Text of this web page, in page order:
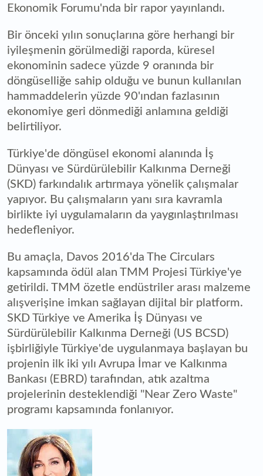
Ekonomik Forumu'nda bir rapor yayınlandı.
Bir önceki yılın sonuçlarına göre herhangi bir
iyileşmenin görülmediği raporda, küresel
ekonominin sadece yüzde 9 oranında bir
döngüselliğe sahip olduğu ve bunun kullanılan
hammaddelerin yüzde 90'ından fazlasının
ekonomiye geri dönmediği anlamına geldiği
belirtiliyor.
Türkiye'de döngüsel ekonomi alanında İş
Dünyası ve Sürdürülebilir Kalkınma Derneği
(SKD) farkındalık artırmaya yönelik çalışmalar
yapıyor. Bu çalışmaların yanı sıra kavramla
birlikte iyi uygulamaların da yaygınlaştırılması
hedefleniyor.
Bu amaçla, Davos 2016'da The Circulars
kapsamında ödül alan TMM Projesi Türkiye'ye
getirildi. TMM özetle endüstriler arası malzeme
alışverişine imkan sağlayan dijital bir platform.
SKD Türkiye ve Amerika İş Dünyası ve
Sürdürülebilir Kalkınma Derneği (US BCSD)
işbirliğiyle Türkiye'de uygulanmaya başlayan bu
projenin ilk iki yılı Avrupa İmar ve Kalkınma
Bankası (EBRD) tarafından, atık azaltma
projelerinin desteklendiği "Near Zero Waste"
programı kapsamında fonlanıyor.